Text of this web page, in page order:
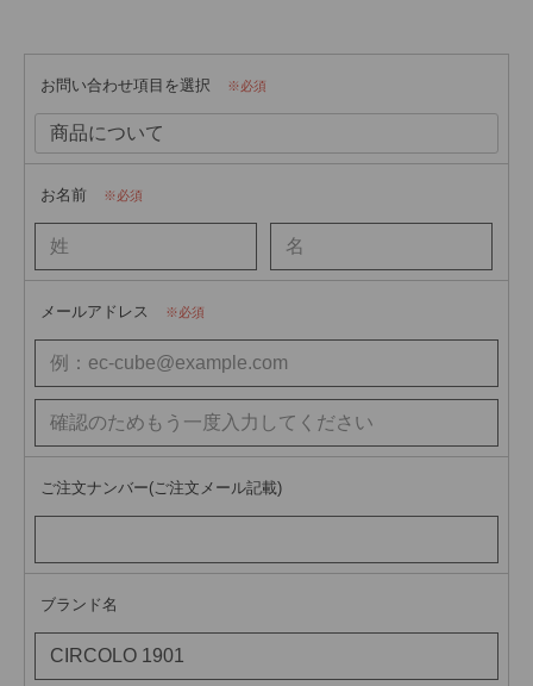
お問い合わせ項目を選択 必須
お名前 必須
メールアドレス 必須
ご注文ナンバー(ご注文メール記載)
ブランド名